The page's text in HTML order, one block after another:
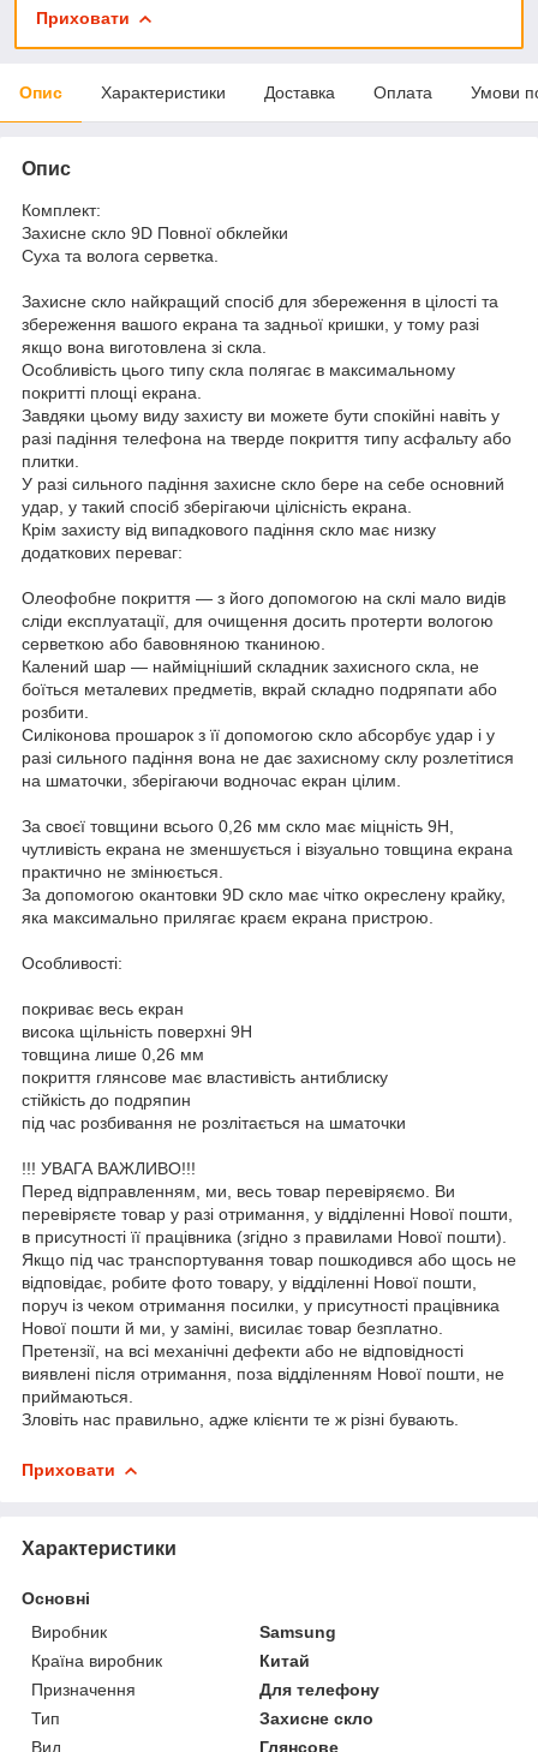
Приховати
Опис Характеристики Доставка Оплата Умови
Опис
Комплект:
Захисне скло 9D Повної обклейки
Суха та волога серветка.
Захисне скло найкращий спосіб для збереження в цілості та
збереження вашого екрана та задньої кришки, у тому разі
якщо вона виготовлена зі скла.
Особливість цього типу скла полягає в максимальному
покритті площі екрана.
Завдяки цьому виду захисту ви можете бути спокійні навіть у
разі падіння телефона на тверде покриття типу асфальту або
плитки.
У разі сильного падіння захисне скло бере на себе основний
удар, у такий спосіб зберігаючи цілісність екрана.
Крім захисту від випадкового падіння скло має низку
додаткових переваг:
Олеофобне покриття — з його допомогою на склі мало видів
сліди експлуатації, для очищення досить протерти вологою
серветкою або бавовняною тканиною.
Калений шар — найміцніший складник захисного скла, не
боїться металевих предметів, вкрай складно подряпати або
розбити.
Силіконова прошарок з її допомогою скло абсорбує удар і у
разі сильного падіння вона не дає захисному склу розлетітися
на шматочки, зберігаючи водночас екран цілим.
За своєї товщини всього 0,26 мм скло має міцність 9Н,
чутливість екрана не зменшується і візуально товщина екрана
практично не змінюється.
За допомогою окантовки 9D скло має чітко окреслену крайку,
яка максимально прилягає краєм екрана пристрою.
Особливості:
покриває весь екран
висока щільність поверхні 9Н
товщина лише 0,26 мм
покриття глянсове має властивість антиблиску
стійкість до подряпин
під час розбивання не розлітається на шматочки
!!! УВАГА ВАЖЛИВО!!!
Перед відправленням, ми, весь товар перевіряємо. Ви
перевіряєте товар у разі отримання, у відділенні Нової пошти,
в присутності її працівника (згідно з правилами Нової пошти).
Якщо під час транспортування товар пошкодився або щось не
відповідає, робите фото товару, у відділенні Нової пошти,
поруч із чеком отримання посилки, у присутності працівника
Нової пошти й ми, у заміні, висилає товар безплатно.
Претензії, на всі механічні дефекти або не відповідності
виявлені після отримання, поза відділенням Нової пошти, не
приймаються.
Зловіть нас правильно, адже клієнти те ж різні бувають.
Приховати
Характеристики
Основні
Виробник
Samsung
Країна виробник
Китай
Призначення
Для телефону
Тип
Захисне скло
Вид
Глянсове